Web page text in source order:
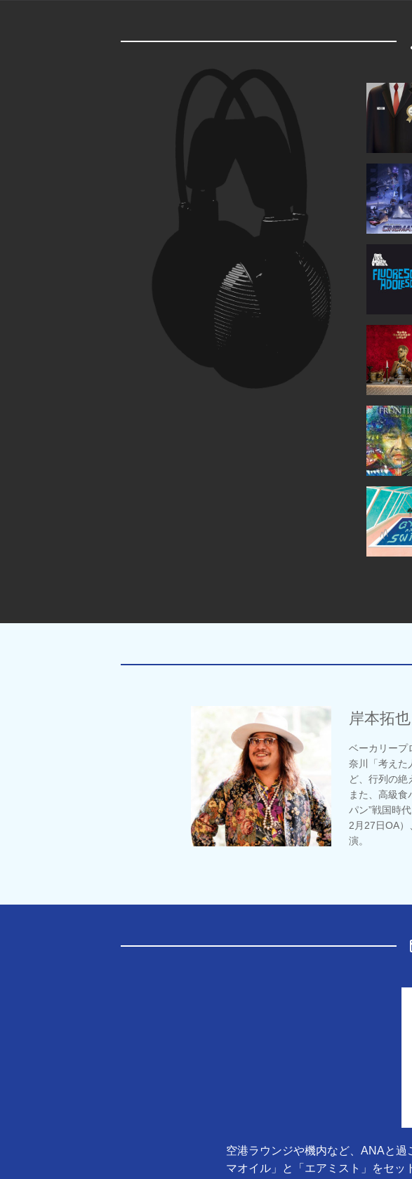
岸本拓也
ベーカリープ
奈川「考えた
ど、行列の絶
また、高級
パン”戦国時
2月27日OA
演。
空港ラウンジや機内など、ANAと
マオイル」と「エアミスト」をセ